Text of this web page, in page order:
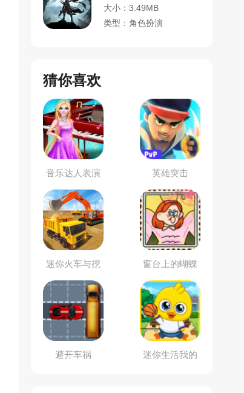
大小：3.49MB
类型：角色扮演
猜你喜欢
音乐达人表演
秀
英雄突击
迷你火车与挖
掘机
窗台上的蝴蝶
避开车祸
迷你生活我的